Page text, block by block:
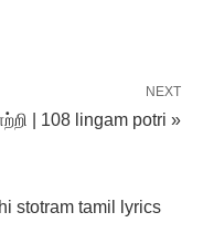
NEXT
| 108 lingam potri »
stotram tamil lyrics